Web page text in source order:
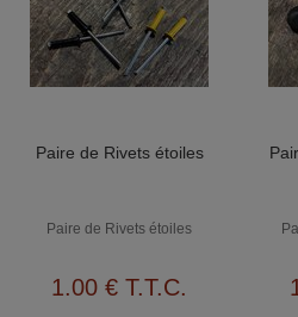
Paire de Rivets étoiles
Paire de Rivets étoiles
1.00 € T.T.C.